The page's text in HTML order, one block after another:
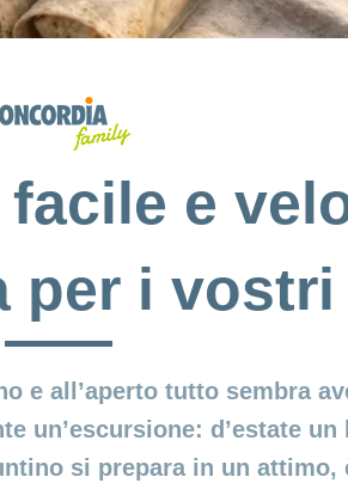
e
per i
e all’aperto tutto sembra
un’escursione: d’estate
si prepara in un attimo,